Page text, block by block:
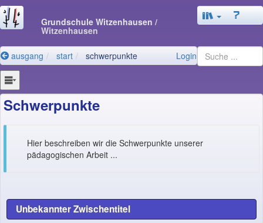
Grundschule Witzenhausen /
Witzenhausen
ausgang start schwerpunkte Login
Schwerpunkte
Hier beschreiben wir die Schwerpunkte unserer
pädagogischen Arbeit ...
Unbekannter Zwischentitel